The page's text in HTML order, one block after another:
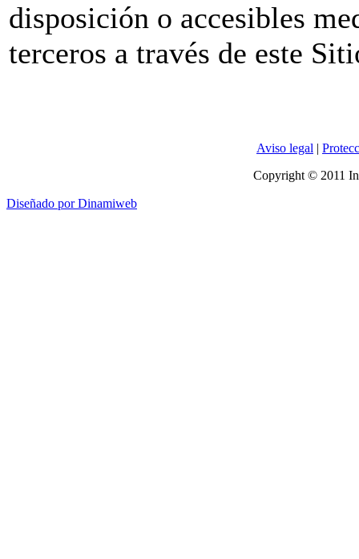
disposición o accesibles
terceros a través de este
Aviso legal |
Copyright © 2011
Diseñado por Dinamiweb